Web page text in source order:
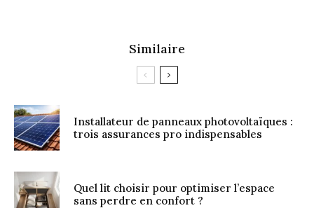
Similaire
Installateur de panneaux photovoltaïques :
trois assurances pro indispensables
Quel lit choisir pour optimiser l’espace
sans perdre en confort ?